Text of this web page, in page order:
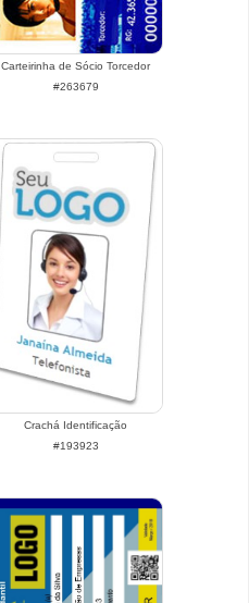
Carteirinha de Sócio Torcedor
#263679
Crachá Identificação
#193923